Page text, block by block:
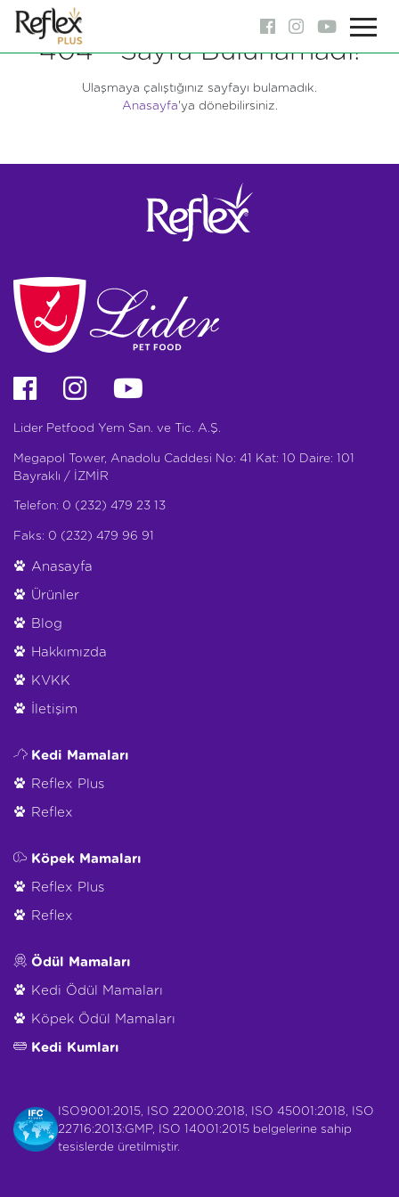
404 - Sayfa Bulunamadı!
Ulaşmaya çalıştığınız sayfayı bulamadık.
Anasayfa'ya dönebilirsiniz.
Lider Petfood Yem San. ve Tic. A.Ş.
Megapol Tower, Anadolu Caddesi No: 41 Kat: 10 Daire: 101
Bayraklı / İZMİR
Telefon: 0 (232) 479 23 13
Faks: 0 (232) 479 96 91
Anasayfa
Ürünler
Blog
Hakkımızda
KVKK
İletişim
Kedi Mamaları
Reflex Plus
Reflex
Köpek Mamaları
Reflex Plus
Reflex
Ödül Mamaları
Kedi Ödül Mamaları
Köpek Ödül Mamaları
Kedi Kumları
ISO9001:2015, ISO 22000:2018, ISO 45001:2018, ISO
22716:2013:GMP, ISO 14001:2015 belgelerine sahip
tesislerde üretilmiştir.